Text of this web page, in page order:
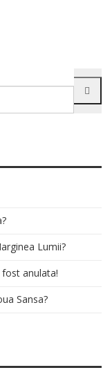
Lumii?
fost anulata!
Sansa?